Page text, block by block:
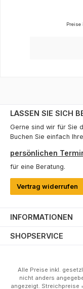
LASSEN SIE SICH
Gerne sind wir für Sie
Buchen Sie einfach
persönlichen
für eine Beratung.
Vertrag widerrufen
INFORMATIONEN
SHOPSERVICE
Alle Preise inkl.
nicht anders
angezeigt. Streichpreise